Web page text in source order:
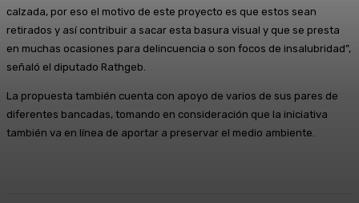
calzada, por eso el motivo de este proyecto es que estos sean
retirados y así contribuir a sacar esta basura visual y que se presta
en muchas ocasiones para delincuencia o son focos de insalubridad”,
señaló el diputado Rathgeb.
La propuesta también cuenta con apoyo de varios de sus pares de
diferentes bancadas, tomando en consideración que la iniciativa
también va en línea de aportar a preservar el medio ambiente.